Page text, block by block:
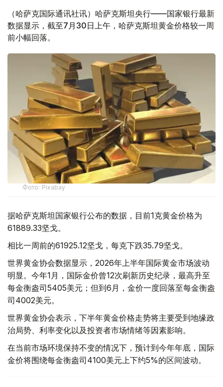
（哈萨克国际通讯社讯）哈萨克斯坦央行——国家银行最新
数据显示，截至7月30日上午，哈萨克斯坦黄金价格较一周
前小幅回落。
Фото: Pixabay
据哈萨克斯坦国家银行公布的数据，目前1克黄金价格为
61889.33坚戈。
相比一周前的61925.12坚戈，每克下跌35.79坚戈。
世界黄金协会数据显示，2026年上半年国际黄金市场波动
明显。今年1月，国际金价曾12次刷新历史纪录，最高升至
每金衡盎司5405美元；但到6月，金价一度回落至每金衡盎
司4002美元。
世界黄金协会表示，下半年黄金价格走势将主要受到地缘政
治局势、利率变化以及投资者市场情绪等因素影响。
在当前市场环境保持不变的情况下，预计到今年年底，国际
金价将围绕每金衡盎司4100美元上下约5%的区间波动。